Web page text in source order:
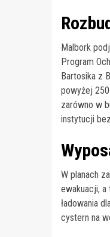
Malbork
Program
Bartosika z
powyżej
zarówno w
instytucji
W planach
ewakuacji,
ładowania
cystern na